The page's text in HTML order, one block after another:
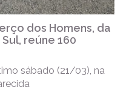
dos Homens, da
reúne 160
sábado (21/03), na